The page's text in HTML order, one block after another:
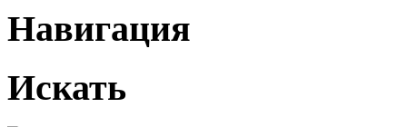
Навигация
Искать